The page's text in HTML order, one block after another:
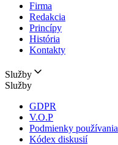
Firma
Redakcia
Princípy
História
Kontakty
Služby
Služby
GDPR
V.O.P
Podmienky používania
Kódex diskusií